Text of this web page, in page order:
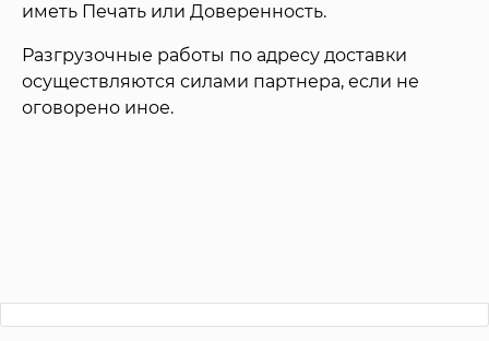
иметь Печать или Доверенность.
Разгрузочные работы по адресу доставки
осуществляются силами партнера, если не
оговорено иное.